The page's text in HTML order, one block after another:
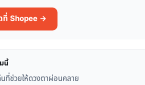
ที่ Shopee →
นี้
ที่ช่วยให้ดวงตาผ่อนคลาย